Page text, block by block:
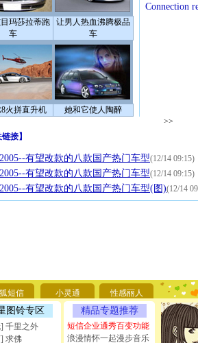
玛莎拉蒂跑
车
让男人热血沸腾极品
车
火拼直升机 她和它使人陶醉
Connection
>>
链接】
有望改款的八款国产热门车型(12/14 09:15)
有望改款的八款国产热门车型(12/14 09:15)
有望改款的八款国产热门车型(图)(12/14
短信 小灵通 性感丽人
图铃专区
千里之外
求佛
精品专题推荐
短信企业通秀百变功能
浪漫情怀一起漫步音乐
你太多，
要平安
[圣诞节]
能正大光
天都要快
[圣诞节]